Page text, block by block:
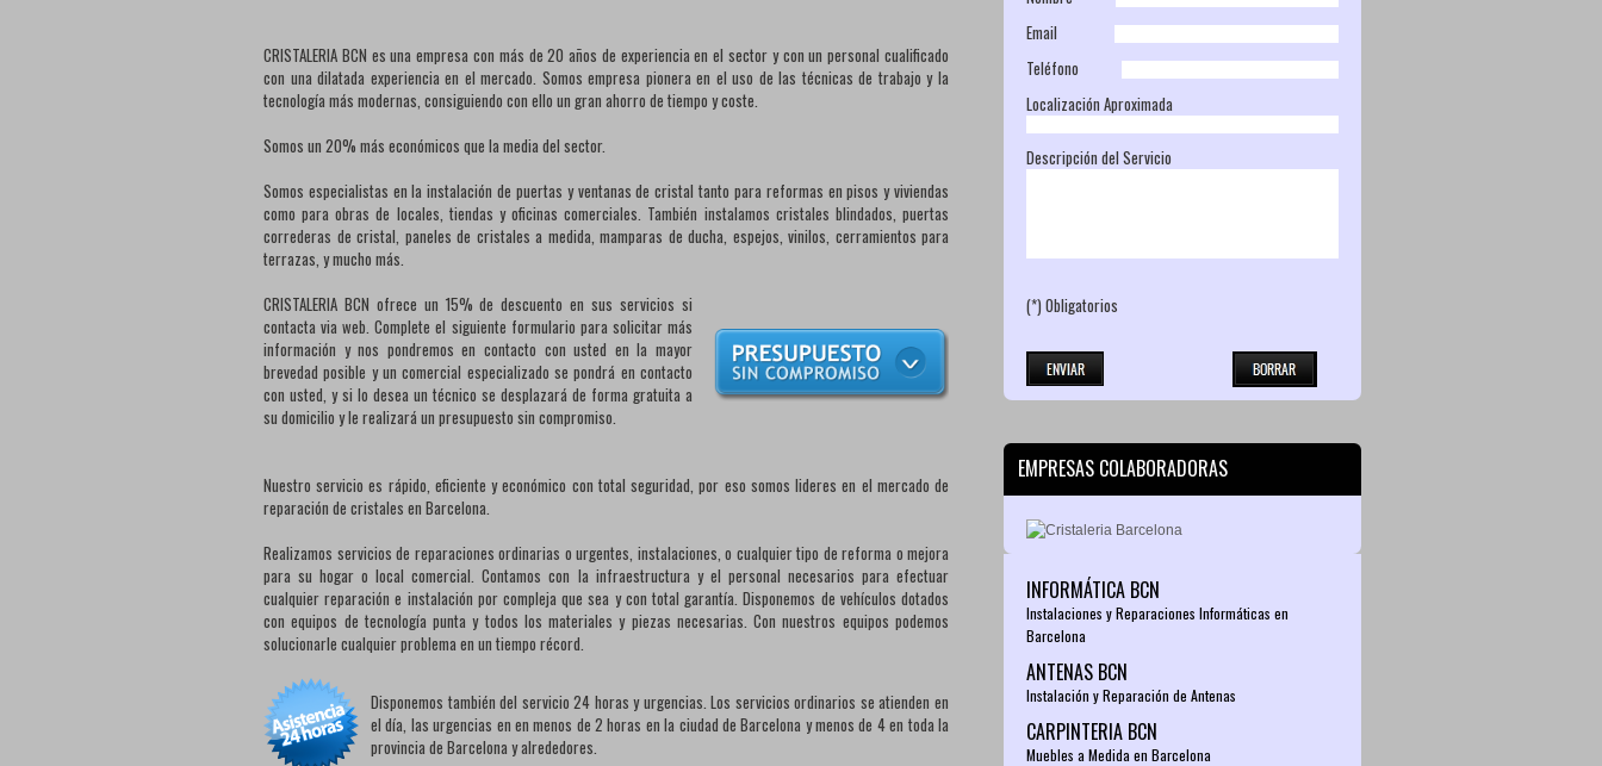
CRISTALERIA BCN es una empresa con más de 20 años de experiencia en el sector y con un personal cualificado
con una dilatada experiencia en el mercado. Somos empresa pionera en el uso de las técnicas de trabajo y la
tecnología más modernas, consiguiendo con ello un gran ahorro de tiempo y coste.
Somos un 20% más económicos que la media del sector.
Somos especialistas en la instalación de puertas y ventanas de cristal tanto para reformas en pisos y viviendas
como para obras de locales, tiendas y oficinas comerciales. También instalamos cristales blindados, puertas
correderas de cristal, paneles de cristales a medida, mamparas de ducha, espejos, vinilos, cerramientos para
terrazas, y mucho más.
CRISTALERIA BCN ofrece un 15% de descuento en sus servicios si
contacta via web. Complete el siguiente formulario para solicitar más
información y nos pondremos en contacto con usted en la mayor
brevedad posible y un comercial especializado se pondrá en contacto
con usted, y si lo desea un técnico se desplazará de forma gratuita a
su domicilio y le realizará un presupuesto sin compromiso.
Nuestro servicio es rápido, eficiente y económico con total seguridad, por eso somos lideres en el mercado de
reparación de cristales en Barcelona.
Realizamos servicios de reparaciones ordinarias o urgentes, instalaciones, o cualquier tipo de reforma o mejora
para su hogar o local comercial. Contamos con la infraestructura y el personal necesarios para efectuar
cualquier reparación e instalación por compleja que sea y con total garantía. Disponemos de vehículos dotados
con equipos de tecnología punta y todos los materiales y piezas necesarias. Con nuestros equipos podemos
solucionarle cualquier problema en un tiempo récord.
Disponemos también del servicio 24 horas y urgencias. Los servicios ordinarios se atienden en
el día, las urgencias en en menos de 2 horas en la ciudad de Barcelona y menos de 4 en toda la
provincia de Barcelona y alrededores.
Email
Teléfono
Localización Aproximada
Descripción del Servicio
(*) Obligatorios
EMPRESAS COLABORADORAS
INFORMÁTICA BCN
Instalaciones y Reparaciones Informáticas en
Barcelona
ANTENAS BCN
Instalación y Reparación de Antenas
CARPINTERIA BCN
Muebles a Medida en Barcelona